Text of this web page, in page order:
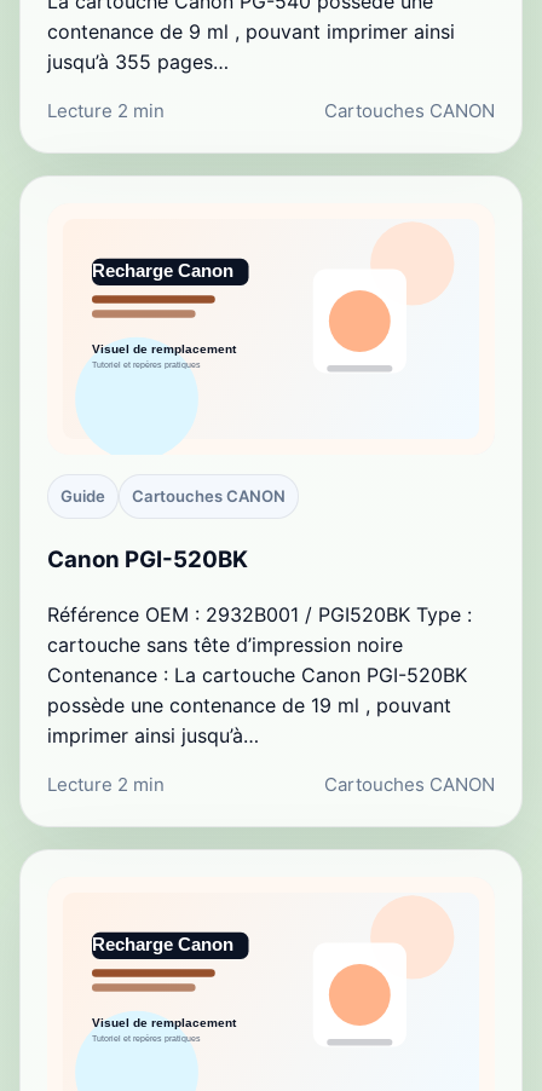
contenance de 9 ml , pouvant imprimer ainsi
jusqu’à 355 pages…
Lecture 2 min Cartouches CANON
Guide Cartouches CANON
Canon PGI-520BK
Référence OEM : 2932B001 / PGI520BK Type :
cartouche sans tête d’impression noire
Contenance : La cartouche Canon PGI-520BK
possède une contenance de 19 ml , pouvant
imprimer ainsi jusqu’à…
Lecture 2 min Cartouches CANON